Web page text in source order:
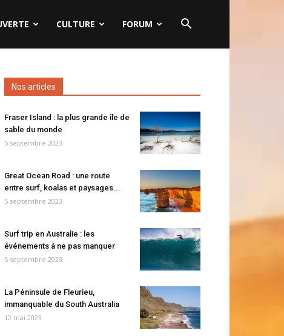
CULTURE FORUM
Nos articles
Fraser Island : la plus grande île de
sable du monde
5 septembre 2023
Great Ocean Road : une route
entre surf, koalas et paysages...
5 septembre 2023
Surf trip en Australie : les
événements à ne pas manquer
5 septembre 2023
La Péninsule de Fleurieu,
immanquable du South Australia
12 mai 2023